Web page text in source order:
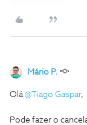
Mário P.
Olá @Tiago Gaspar,
Pode fazer o